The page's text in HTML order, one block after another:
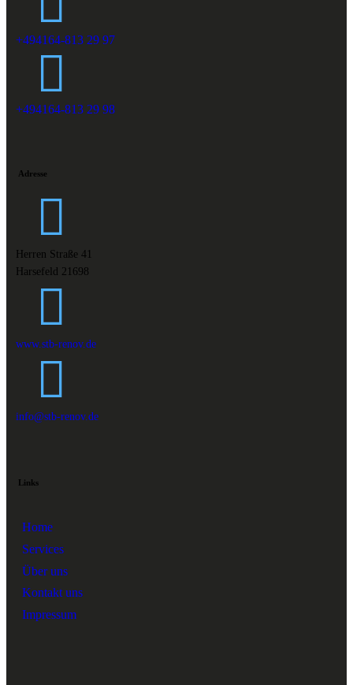
+494164-813 29 97
+494164-813 29 98
Adresse
Herren Straße 41
Harsefeld 21698
www.stb-renov.de
info@stb-renov.de
Links
Home
Services
Über uns
Kontakt uns
Impressum